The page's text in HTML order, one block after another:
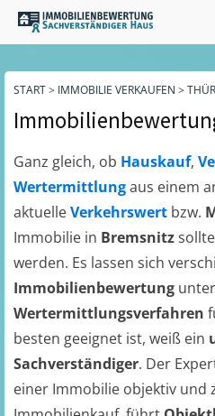
START> IMMOBILIE VERKAUFEN >
Ganz gleich, ob Hauskauf,
Wertermittlungaus einem
aktuelleVerkehrswert bzw.
Immobilie in Bremsnitz
werden. Es lassen sich
Immobilienbewertung
Wertermittlungsverfahren
besten geeignet ist, weiß ein
Sachverständiger. Der
einer Immobilie objektiv und